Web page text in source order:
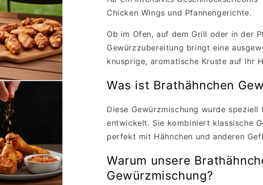
Chicken Wings und Pfannengerichte.
Ob im Ofen, auf dem Grill oder in der
Gewürzzubereitung bringt eine
knusprige, aromatische Kruste auf Ihr
Was ist Brathähnchen
Diese Gewürzmischung wurde
entwickelt. Sie kombiniert klassische
perfekt mit Hähnchen und anderen
Warum unsere
Gewürzmischung?